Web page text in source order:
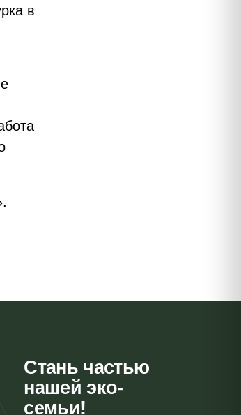
в
Стань частью
нашей эко-
семьи!